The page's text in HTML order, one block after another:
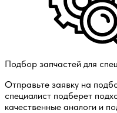
Подбор запчастей для
Отправьте заявку на
специалист подберет
качественные аналоги и